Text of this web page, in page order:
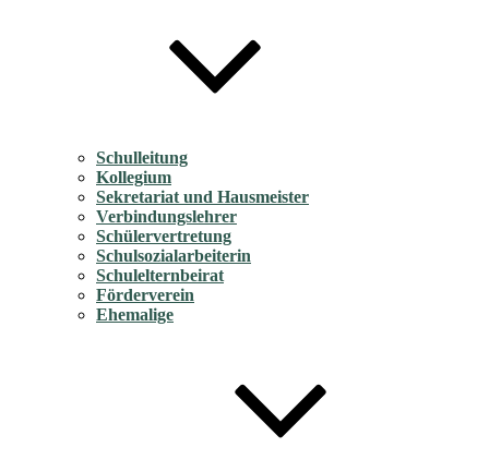
Schulleitung
Kollegium
Sekretariat und Hausmeister
Verbindungslehrer
Schülervertretung
Schulsozialarbeiterin
Schulelternbeirat
Förderverein
Ehemalige